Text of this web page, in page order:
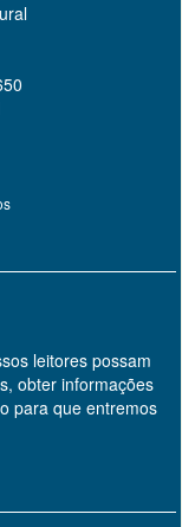
leitores possam
obter informações
para que entremos